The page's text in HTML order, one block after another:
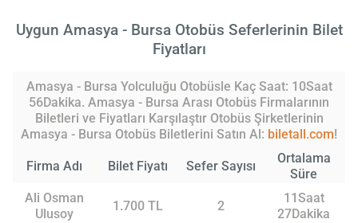
Uygun Amasya - Bursa Otobüs Seferlerinin Bilet
Fiyatları
Amasya - Bursa Yolculuğu Otobüsle Kaç Saat: 10Saat
56Dakika. Amasya - Bursa Arası Otobüs Firmalarının
Biletleri ve Fiyatları Karşılaştır Otobüs Şirketlerinin
Amasya - Bursa Otobüs Biletlerini Satın Al: biletall.com!
Firma Adı Bilet Fiyatı Sefer Sayısı
Ortalama
Süre
Ali Osman
Ulusoy
1.700 TL 2
11Saat
27Dakika